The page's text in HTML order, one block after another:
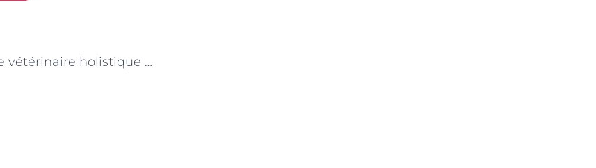
La médecine vétérinaire holistique à Paris : prendre en compte l’animal dans sa globalité